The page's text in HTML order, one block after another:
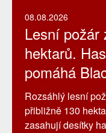
08.08.2026
Lesní požár
hektarů.
pomáhá
Rozsáhlý lesní
přibližně 130
zasahují desítky